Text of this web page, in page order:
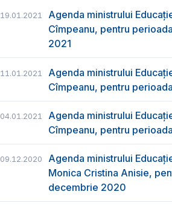
19.01.2021
Agenda ministrului
Cîmpeanu, pentru
2021
11.01.2021
Agenda ministrului
Cîmpeanu, pentru
04.01.2021
Agenda ministrului
Cîmpeanu, pentru
09.12.2020
Agenda ministrului
Monica Cristina Anisie,
decembrie 2020